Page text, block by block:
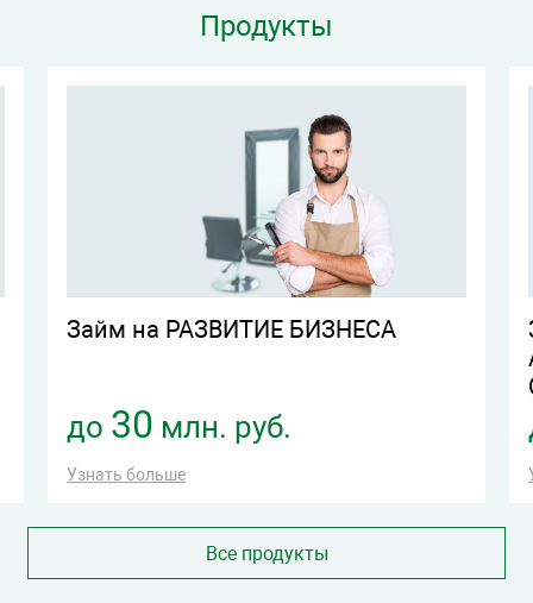
Продукты
Займ на РАЗВИТИЕ БИЗНЕСА
до 30 млн. руб.
Узнать больше
Все продукты